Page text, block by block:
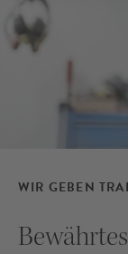
WIR GEBEN